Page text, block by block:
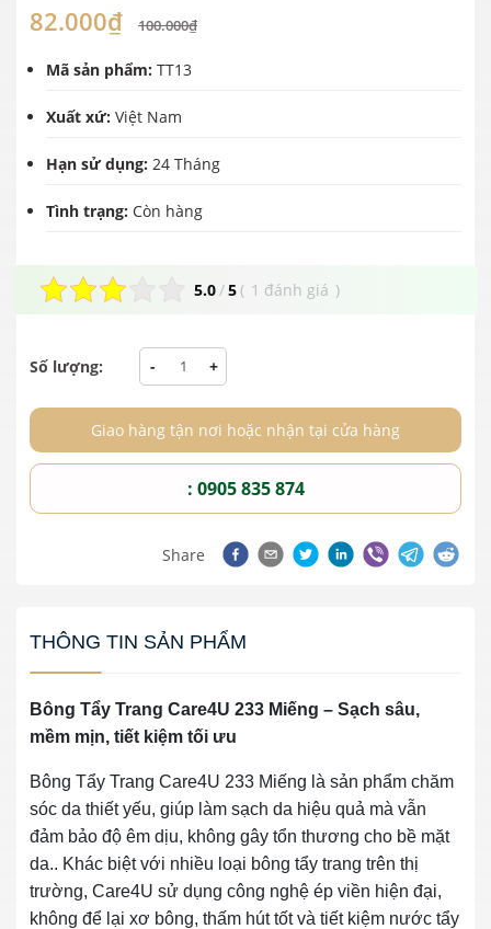
82.000₫ 100.000₫
Mã sản phẩm: TT13
Xuất xứ: Việt Nam
Hạn sử dụng: 24 Tháng
Tình trạng: Còn hàng
5.0 /5( 1 đánh giá )
Số lượng: - +
Giao hàng tận nơi hoặc nhận tại cửa hàng
: 0905 835 874
Share
THÔNG TIN SẢN PHẨM
Bông Tẩy Trang Care4U 233 Miếng – Sạch sâu,
mềm mịn, tiết kiệm tối ưu
Bông Tẩy Trang Care4U 233 Miếng là sản phẩm chăm
sóc da thiết yếu, giúp làm sạch da hiệu quả mà vẫn
đảm bảo độ êm dịu, không gây tổn thương cho bề mặt
da.. Khác biệt với nhiều loại bông tẩy trang trên thị
trường, Care4U sử dụng công nghệ ép viền hiện đại,
không để lại xơ bông, thấm hút tốt và tiết kiệm nước tẩy